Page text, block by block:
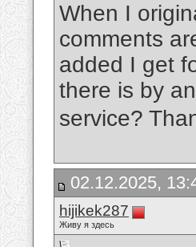
When I
comments
added I get
there is by
service?
02.12.2025,
hijikek287
Живу я здесь